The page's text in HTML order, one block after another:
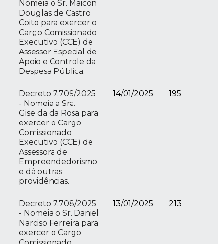
Nomeia o Sr. Maicon
Douglas de Castro
Coito para exercer o
Cargo Comissionado
Executivo (CCE) de
Assessor Especial de
Apoio e Controle da
Despesa Pública.
Decreto 7.709/2025
- Nomeia a Sra.
Giselda da Rosa para
exercer o Cargo
Comissionado
Executivo (CCE) de
Assessora de
Empreendedorismo
e dá outras
providências.
14/01/2025 195
Decreto 7.708/2025
- Nomeia o Sr. Daniel
Narciso Ferreira para
exercer o Cargo
Comissionado
13/01/2025 213